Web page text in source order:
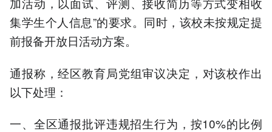
集学生个人信息”的要求。同时，该校未按规定提
前报备开放日活动方案。
通报称，经区教育局党组审议决定，对该校作出
以下处理：
一、全区通报批评违规招生行为，按10%的比例